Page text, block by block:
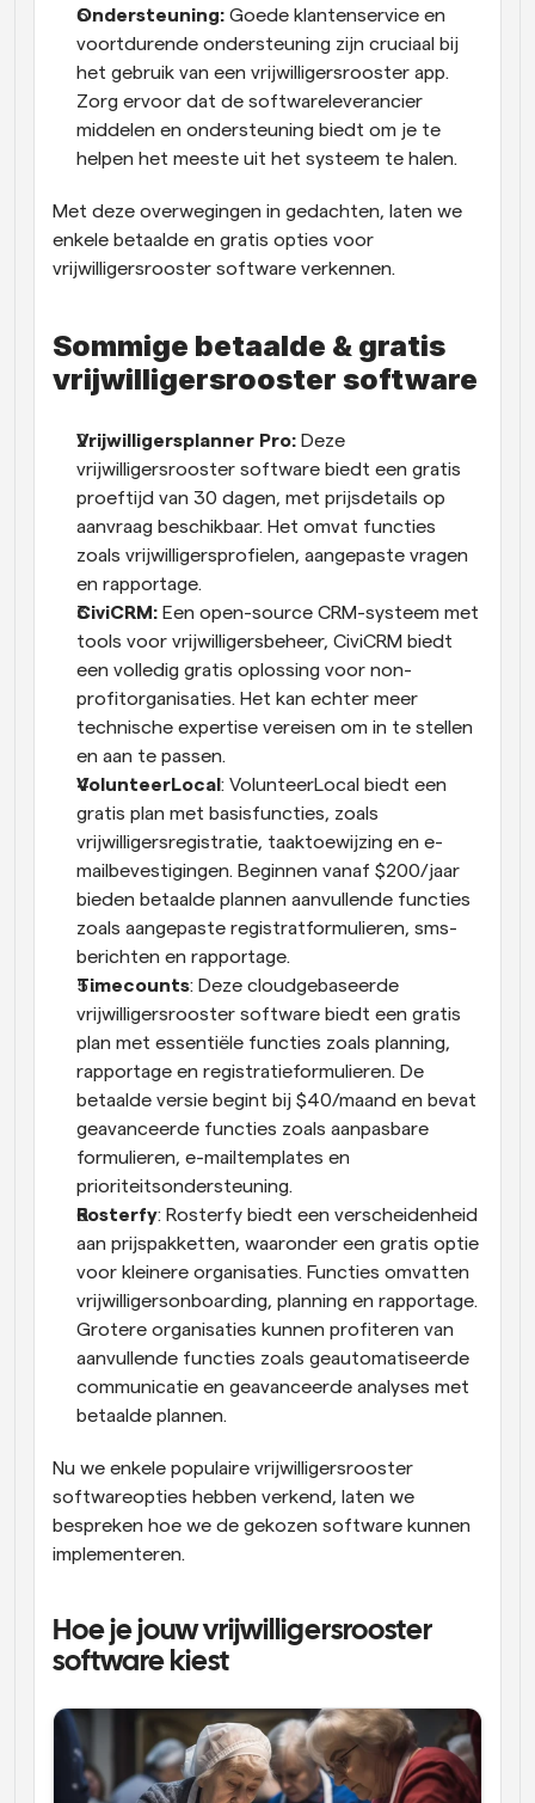
Ondersteuning: Goede klantenservice en
voortdurende ondersteuning zijn cruciaal bij
het gebruik van een vrijwilligersrooster app.
Zorg ervoor dat de softwareleverancier
middelen en ondersteuning biedt om je te
helpen het meeste uit het systeem te halen.
Met deze overwegingen in gedachten, laten we
enkele betaalde en gratis opties voor
vrijwilligersrooster software verkennen.
Sommige betaalde & gratis
vrijwilligersrooster software
Vrijwilligersplanner Pro: Deze
vrijwilligersrooster software biedt een gratis
proeftijd van 30 dagen, met prijsdetails op
aanvraag beschikbaar. Het omvat functies
zoals vrijwilligersprofielen, aangepaste vragen
en rapportage.
CiviCRM: Een open-source CRM-systeem met
tools voor vrijwilligersbeheer, CiviCRM biedt
een volledig gratis oplossing voor non-
profitorganisaties. Het kan echter meer
technische expertise vereisen om in te stellen
en aan te passen.
VolunteerLocal : VolunteerLocal biedt een
gratis plan met basisfuncties, zoals
vrijwilligersregistratie, taaktoewijzing en e-
mailbevestigingen. Beginnen vanaf $200/jaar
bieden betaalde plannen aanvullende functies
zoals aangepaste registratformulieren, sms-
berichten en rapportage.
Timecounts: Deze cloudgebaseerde
vrijwilligersrooster software biedt een gratis
plan met essentiële functies zoals planning,
rapportage en registratieformulieren. De
betaalde versie begint bij $40/maand en bevat
geavanceerde functies zoals aanpasbare
formulieren, e-mailtemplates en
prioriteitsondersteuning.
Rosterfy: Rosterfy biedt een verscheidenheid
aan prijspakketten, waaronder een gratis optie
voor kleinere organisaties. Functies omvatten
vrijwilligersonboarding, planning en rapportage.
Grotere organisaties kunnen profiteren van
aanvullende functies zoals geautomatiseerde
communicatie en geavanceerde analyses met
betaalde plannen.
Nu we enkele populaire vrijwilligersrooster
softwareopties hebben verkend, laten we
bespreken hoe we de gekozen software kunnen
implementeren.
Hoe je jouw vrijwilligersrooster
software kiest